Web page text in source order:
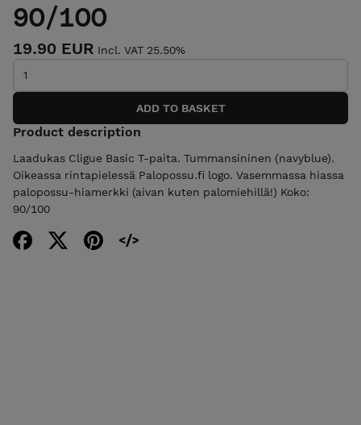
90/100
19.90 EUR Incl. VAT 25.50%
Product description
Laadukas Cligue Basic T-paita. Tummansininen (navyblue).
Oikeassa rintapielessä Palopossu.fi logo. Vasemmassa hiassa
palopossu-hiamerkki (aivan kuten palomiehillä!) Koko:
90/100